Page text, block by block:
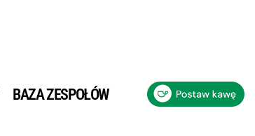
BAZA ZESPOŁÓW